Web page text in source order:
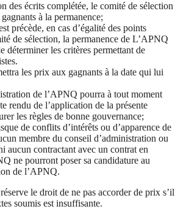
des écrits complétée, le comité de sélection
à la permanence;
précède, en cas d’égalité des points
de sélection, la permanence de L’APNQ
déterminer les critères permettant de
les prix aux gagnants à la date qui lui
de l’APNQ pourra à tout moment
rendu de l’application de la présente
les règles de bonne gouvernance;
de conflits d’intérêts ou d’apparence de
membre du conseil d’administration ou
aucun contractant avec un contrat en
ne pourront poser sa candidature au
de l’APNQ.
le droit de ne pas accorder de prix s’il
soumis est insuffisante.